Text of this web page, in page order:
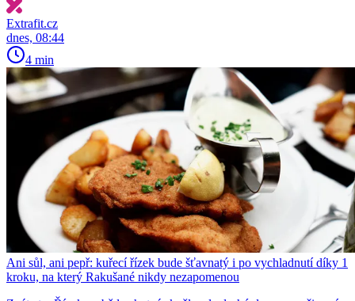
Extrafit.cz
dnes, 08:44
4 min
Ani sůl, ani pepř: kuřecí řízek bude šťavnatý i po vychladnutí díky 1
kroku, na který Rakušané nikdy nezapomenou